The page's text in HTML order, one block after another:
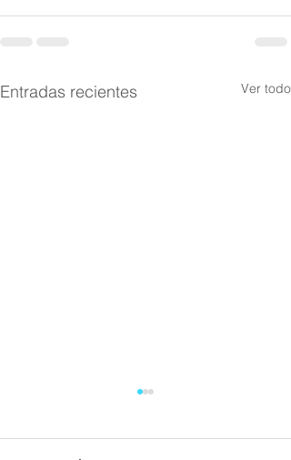
Entradas recientes Ver todo